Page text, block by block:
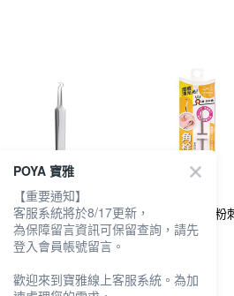
MEKO台製美材所彎鉤
粉刺夾1入-長
NT$89
巧思 彎鉤雙頭
POYA 寶雅
【重要通知】
客服系統將於8/17更新，
為保障留言資訊可保留查詢，請先
登入會員帳號留言。
歡迎來到寶雅線上客服系統。為加